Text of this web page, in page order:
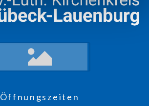
Öffnungszeiten